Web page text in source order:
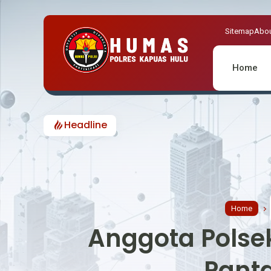
Sitemap
Home
Headline
Home
Anggota